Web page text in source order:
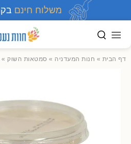
משלוח חינם
דף הבית » חנות המעדניה » סמטאות השוק »